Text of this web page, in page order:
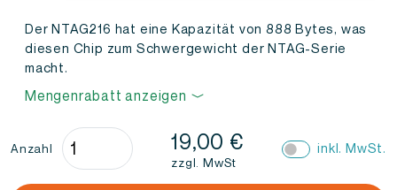
Der NTAG216 hat eine Kapazität von 888 Bytes, was
diesen Chip zum Schwergewicht der NTAG-Serie
macht.
Mengenrabatt anzeigen
Anzahl
NFC-
Schlüsselanhänger
Epoxy
19,00 €
zzgl. MwSt
inkl. MwSt.